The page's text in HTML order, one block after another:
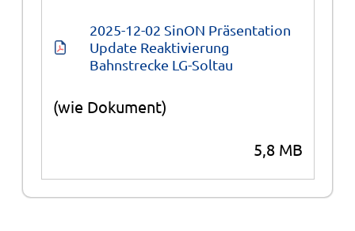
2025-12-02 SinON Präsentation
Update Reaktivierung
Bahnstrecke LG-Soltau
(wie Dokument)
5,8 MB